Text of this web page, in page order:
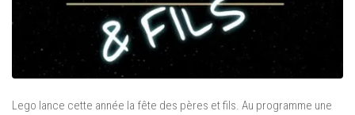
Lego lance cette année la fête des pères et fils. Au programme une